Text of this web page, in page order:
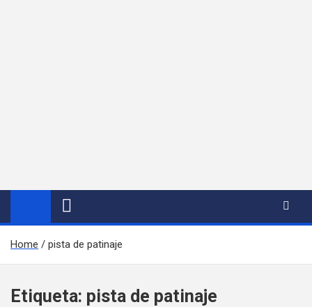
Home pista de patinaje
Etiqueta: pista de patinaje